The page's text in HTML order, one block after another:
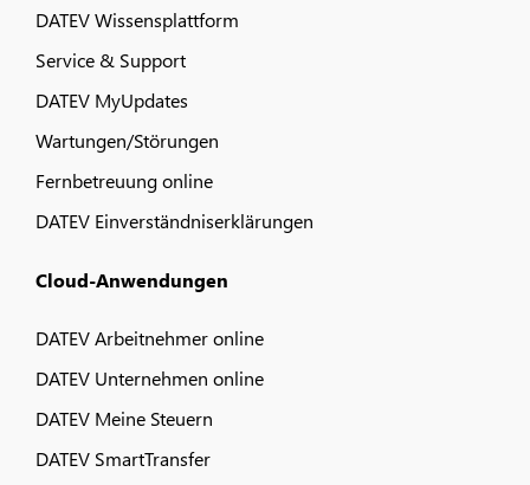
DATEV Wissensplattform
Service & Support
DATEV MyUpdates
Wartungen/Störungen
Fernbetreuung online
DATEV Einverständniserklärungen
Cloud-Anwendungen
DATEV Arbeitnehmer online
DATEV Unternehmen online
DATEV Meine Steuern
DATEV SmartTransfer